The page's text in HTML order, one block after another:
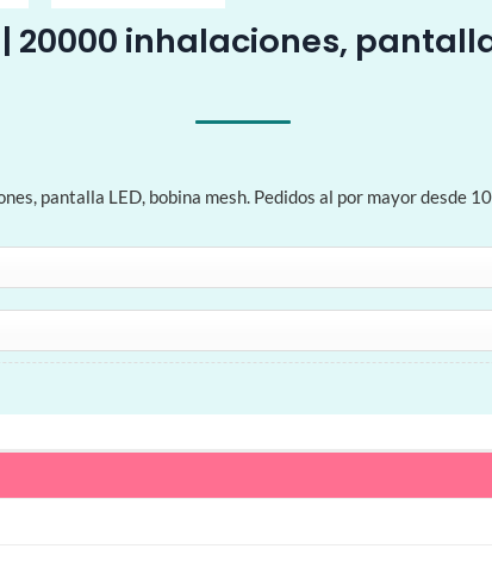
20000 inhalaciones,
pantalla LED, bobina mesh. Pedidos al por mayor desde